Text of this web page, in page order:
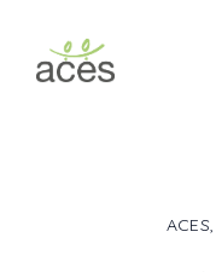
contenido
ACES,